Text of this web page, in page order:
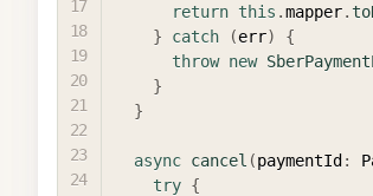
return this .mapper.
}
catch (err)
{
throw new
}
}
async cancel (paymentId :
try {